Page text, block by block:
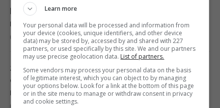
Влияет ли глобальное потепление на
погоду в пустыне: что говорят учёные
06:37 пятница, 07 августа 2026
214 миллионов лет назад астероид
оставил в Канаде "глаз", видимый из
космоса
04:31 пятница, 07 августа 2026
Learn more
Your personal data will be processed and information from
your device (cookies, unique identifiers, and other device
data) may be stored by, accessed by and shared with 227
partners, or used specifically by this site. We and our partners
may use precise geolocation data. List of partners.
Some vendors may process your personal data on the basis
of legitimate interest, which you can object to by managing
your options below. Look for a link at the bottom of this page
or in the site menu to manage or withdraw consent in privacy
and cookie settings.